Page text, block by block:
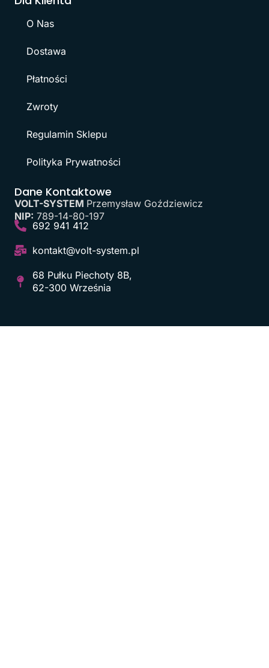
O Nas
Dostawa
Płatności
Zwroty
Regulamin Sklepu
Polityka Prywatności
Dane Kontaktowe
VOLT-SYSTEM Przemysław Goździewicz
NIP: 789-14-80-197
692 941 412
kontakt@volt-system.pl
68 Pułku Piechoty 8B,
62-300 Września